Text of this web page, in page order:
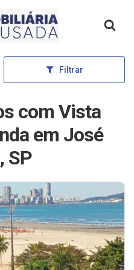
Filtrar
com Vista
em José
SP